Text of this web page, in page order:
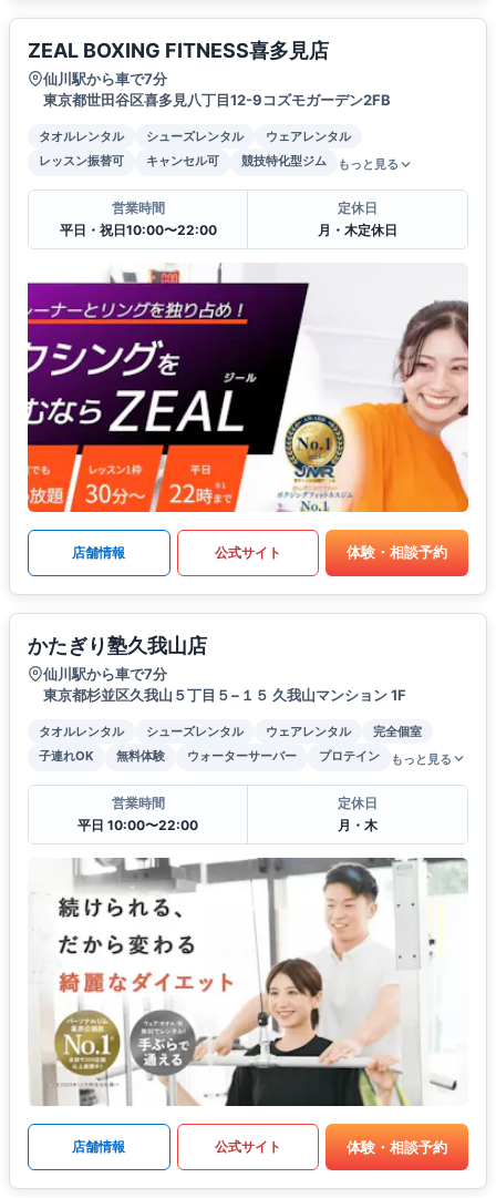
ZEAL BOXING FITNESS喜多見店
仙川駅から車で7分
東京都世田谷区喜多見八丁目12-9コズモガーデン2FB
タオルレンタル シューズレンタル
ウェアレンタル
レッスン振替可
キャンセル可 競技特化型ジム もっと見る
営業時間
平日・祝日10:00〜22:00
定休日
月・木定休日
店舗情報 公式サイト 体験・相談予約
かたぎり塾久我山店
仙川駅から車で7分
東京都杉並区久我山５丁目５−１５ 久我山マンション 1F
タオルレンタル シューズレンタル ウェアレンタル
完全個室
子連れOK
無料体験 ウォーターサーバー プロテイン もっと見る
営業時間
平日 10:00〜22:00
定休日
月・木
店舗情報 公式サイト 体験・相談予約